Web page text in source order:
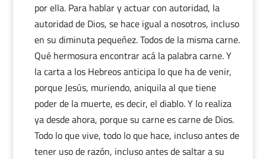
por ella. Para hablar y actuar con autoridad, la
autoridad de Dios, se hace igual a nosotros, incluso
en su diminuta pequeñez. Todos de la misma carne.
Qué hermosura encontrar acá la palabra carne. Y
la carta a los Hebreos anticipa lo que ha de venir,
porque Jesús, muriendo, aniquila al que tiene
poder de la muerte, es decir, el diablo. Y lo realiza
ya desde ahora, porque su carne es carne de Dios.
Todo lo que vive, todo lo que hace, incluso antes de
tener uso de razón, incluso antes de saltar a su